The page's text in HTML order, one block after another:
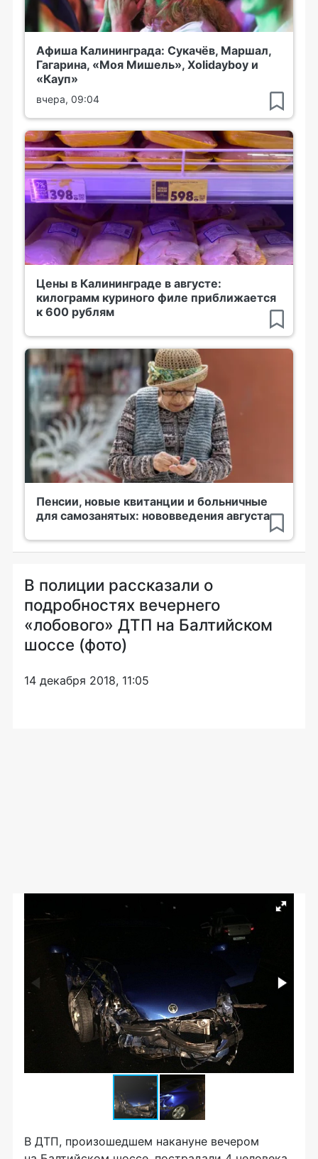
Афиша Калининграда: Сукачёв, Маршал,
Гагарина, «Моя Мишель», Xolidayboy и
«Кауп»
вчера, 09:04
Цены в Калининграде в августе:
килограмм куриного филе приближается
к 600 рублям
Пенсии, новые квитанции и больничные
для самозанятых: нововведения августа
В полиции рассказали о
подробностях вечернего
«лобового» ДТП на Балтийском
шоссе (фото)
14 декабря 2018, 11:05
В ДТП, произошедшем накануне вечером